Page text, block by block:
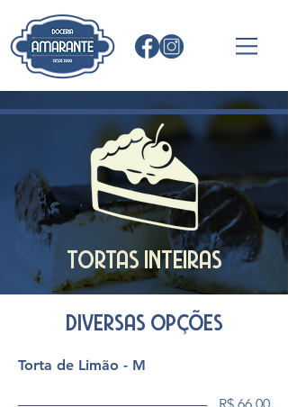
TORTAS INTEIRAS
DIVERSAS OPÇÕES
Torta de Limão - M